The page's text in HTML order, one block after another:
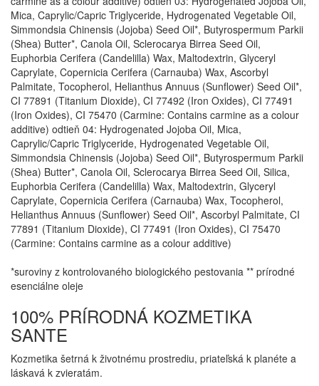
Mica, Caprylic/Capric Triglyceride, Hydrogenated Vegetable Oil,
Simmondsia Chinensis (Jojoba) Seed Oil*, Butyrospermum Parkii
(Shea) Butter*, Canola Oil, Sclerocarya Birrea Seed Oil,
Euphorbia Cerifera (Candelilla) Wax, Maltodextrin, Glyceryl
Caprylate, Copernicia Cerifera (Carnauba) Wax, Ascorbyl
Palmitate, Tocopherol, Helianthus Annuus (Sunflower) Seed Oil*,
CI 77891 (Titanium Dioxide), CI 77492 (Iron Oxides), CI 77491
(Iron Oxides), CI 75470 (Carmine: Contains carmine as a colour
additive) odtieň 04: Hydrogenated Jojoba Oil, Mica,
Caprylic/Capric Triglyceride, Hydrogenated Vegetable Oil,
Simmondsia Chinensis (Jojoba) Seed Oil*, Butyrospermum Parkii
(Shea) Butter*, Canola Oil, Sclerocarya Birrea Seed Oil, Silica,
Euphorbia Cerifera (Candelilla) Wax, Maltodextrin, Glyceryl
Caprylate, Copernicia Cerifera (Carnauba) Wax, Tocopherol,
Helianthus Annuus (Sunflower) Seed Oil*, Ascorbyl Palmitate, CI
77891 (Titanium Dioxide), CI 77491 (Iron Oxides), CI 75470
(Carmine: Contains carmine as a colour additive)
*suroviny z kontrolovaného biologického pestovania ** prírodné
esenciálne oleje
100% PRÍRODNÁ KOZMETIKA
SANTE
Kozmetika šetrná k životnému prostrediu, priateľská k planéte a
láskavá k zvieratám.